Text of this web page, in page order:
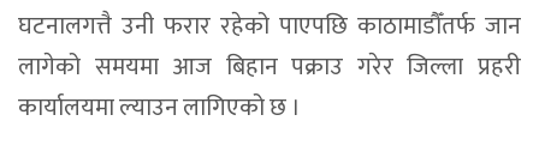
घटनालगत्तै उनी फरार रहेको पाएपछि काठामाडौँतर्फ जान
लागेको समयमा आज बिहान पक्राउ गरेर जिल्ला प्रहरी
कार्यालयमा ल्याउन लागिएको छ ।